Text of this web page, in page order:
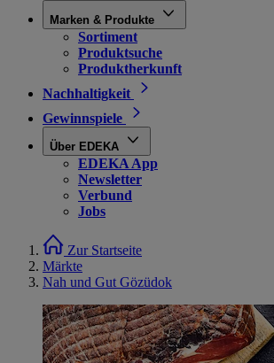
Marken & Produkte
Sortiment
Produktsuche
Produktherkunft
Nachhaltigkeit
Gewinnspiele
Über EDEKA
EDEKA App
Newsletter
Verbund
Jobs
Zur Startseite
Märkte
Nah und Gut Gözüdok